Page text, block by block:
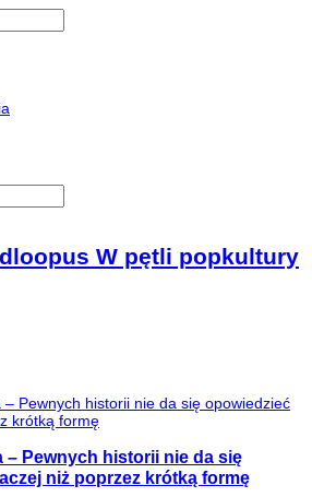
W pętli popkultury
– Pewnych historii nie da się
niż poprzez krótką formę